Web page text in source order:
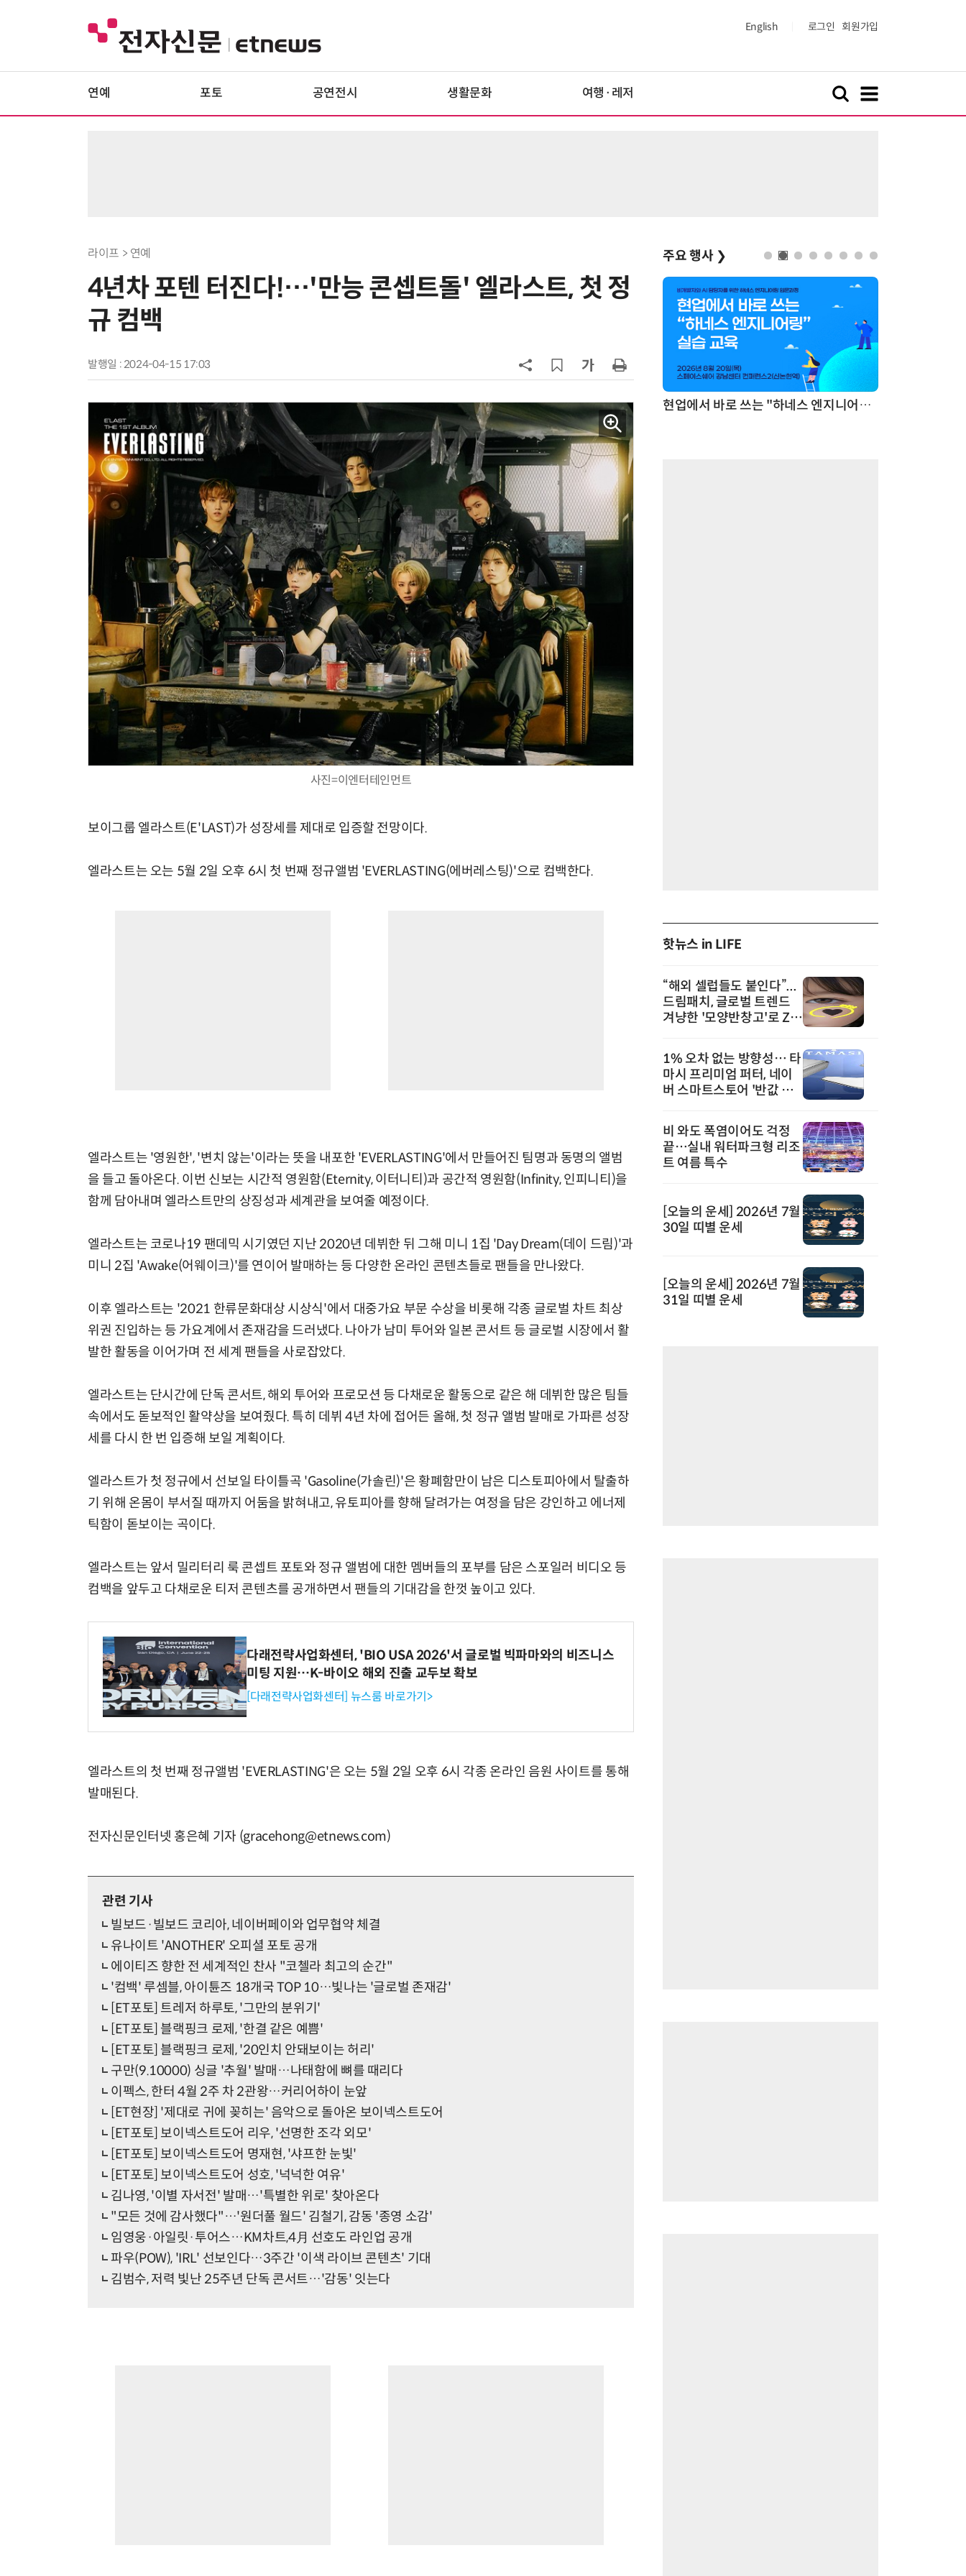
English 로그인 회원가입
연예 포토 공연전시 생활문화 여행·레저
라이프 > 연예
4년차 포텐 터진다!…'만능 콘셉트돌' 엘라스트, 첫 정
규 컴백
발행일 : 2024-04-15 17:03
사진=이엔터테인먼트
보이그룹 엘라스트(E'LAST)가 성장세를 제대로 입증할 전망이다.
엘라스트는 오는 5월 2일 오후 6시 첫 번째 정규앨범 'EVERLASTING(에버레스팅)'으로 컴백한다.
엘라스트는 '영원한', '변치 않는'이라는 뜻을 내포한 'EVERLASTING'에서 만들어진 팀명과 동명의 앨범
을 들고 돌아온다. 이번 신보는 시간적 영원함(Eternity, 이터니티)과 공간적 영원함(Infinity, 인피니티)을
함께 담아내며 엘라스트만의 상징성과 세계관을 보여줄 예정이다.
엘라스트는 코로나19 팬데믹 시기였던 지난 2020년 데뷔한 뒤 그해 미니 1집 'Day Dream(데이 드림)'과
미니 2집 'Awake(어웨이크)'를 연이어 발매하는 등 다양한 온라인 콘텐츠들로 팬들을 만나왔다.
이후 엘라스트는 '2021 한류문화대상 시상식'에서 대중가요 부문 수상을 비롯해 각종 글로벌 차트 최상
위권 진입하는 등 가요계에서 존재감을 드러냈다. 나아가 남미 투어와 일본 콘서트 등 글로벌 시장에서 활
발한 활동을 이어가며 전 세계 팬들을 사로잡았다.
엘라스트는 단시간에 단독 콘서트, 해외 투어와 프로모션 등 다채로운 활동으로 같은 해 데뷔한 많은 팀들
속에서도 돋보적인 활약상을 보여줬다. 특히 데뷔 4년 차에 접어든 올해, 첫 정규 앨범 발매로 가파른 성장
세를 다시 한 번 입증해 보일 계획이다.
엘라스트가 첫 정규에서 선보일 타이틀곡 'Gasoline(가솔린)'은 황폐함만이 남은 디스토피아에서 탈출하
기 위해 온몸이 부서질 때까지 어둠을 밝혀내고, 유토피아를 향해 달려가는 여정을 담은 강인하고 에너제
틱함이 돋보이는 곡이다.
엘라스트는 앞서 밀리터리 룩 콘셉트 포토와 정규 앨범에 대한 멤버들의 포부를 담은 스포일러 비디오 등
컴백을 앞두고 다채로운 티저 콘텐츠를 공개하면서 팬들의 기대감을 한껏 높이고 있다.
다래전략사업화센터, 'BIO USA 2026'서 글로벌 빅파마와의 비즈니스
미팅 지원…K-바이오 해외 진출 교두보 확보
[다래전략사업화센터] 뉴스룸 바로가기>
엘라스트의 첫 번째 정규앨범 'EVERLASTING'은 오는 5월 2일 오후 6시 각종 온라인 음원 사이트를 통해
발매된다.
전자신문인터넷 홍은혜 기자 (gracehong@etnews.com)
관련 기사
빌보드·빌보드 코리아, 네이버페이와 업무협약 체결
유나이트 'ANOTHER' 오피셜 포토 공개
에이티즈 향한 전 세계적인 찬사 "코첼라 최고의 순간"
'컴백' 루셈블, 아이튠즈 18개국 TOP 10…빛나는 '글로벌 존재감'
[ET포토] 트레저 하루토, '그만의 분위기'
[ET포토] 블랙핑크 로제, '한결 같은 예쁨'
[ET포토] 블랙핑크 로제, '20인치 안돼보이는 허리'
구만(9.10000) 싱글 '추월' 발매…나태함에 뼈를 때리다
이펙스, 한터 4월 2주 차 2관왕…커리어하이 눈앞
[ET현장] '제대로 귀에 꽂히는' 음악으로 돌아온 보이넥스트도어
[ET포토] 보이넥스트도어 리우, '선명한 조각 외모'
[ET포토] 보이넥스트도어 명재현, '샤프한 눈빛'
[ET포토] 보이넥스트도어 성호, '넉넉한 여유'
김나영, '이별 자서전' 발매…'특별한 위로' 찾아온다
"모든 것에 감사했다"…'원더풀 월드' 김철기, 감동 '종영 소감'
임영웅·아일릿·투어스…KM차트,4月 선호도 라인업 공개
파우(POW), 'IRL' 선보인다…3주간 '이색 라이브 콘텐츠' 기대
김범수, 저력 빛난 25주년 단독 콘서트…'감동' 잇는다
주요 행사 ❯
양자컴퓨팅 비즈니스·기술 입문 1-Day 워크샵 - 큐비트·양자 알고리듬·Qiskit 실습으로 이해하는 차세대 현업에서 바로 쓰는 "하네스 엔지니어링" 실습 교육
핫뉴스 in LIFE
“해외 셀럽들도 붙인다”...
드림패치, 글로벌 트렌드
겨냥한 '모양반창고'로 Z세
1% 오차 없는 방향성… 타
마시 프리미엄 퍼터, 네이
버 스마트스토어 '반값 할
비 와도 폭염이어도 걱정
끝…실내 워터파크형 리조
트 여름 특수
[오늘의 운세] 2026년 7월
30일 띠별 운세
[오늘의 운세] 2026년 7월
31일 띠별 운세